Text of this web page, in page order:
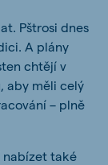
Pštrosi dnes
A plány
chtějí v
aby měli celý
– plně
nabízet také